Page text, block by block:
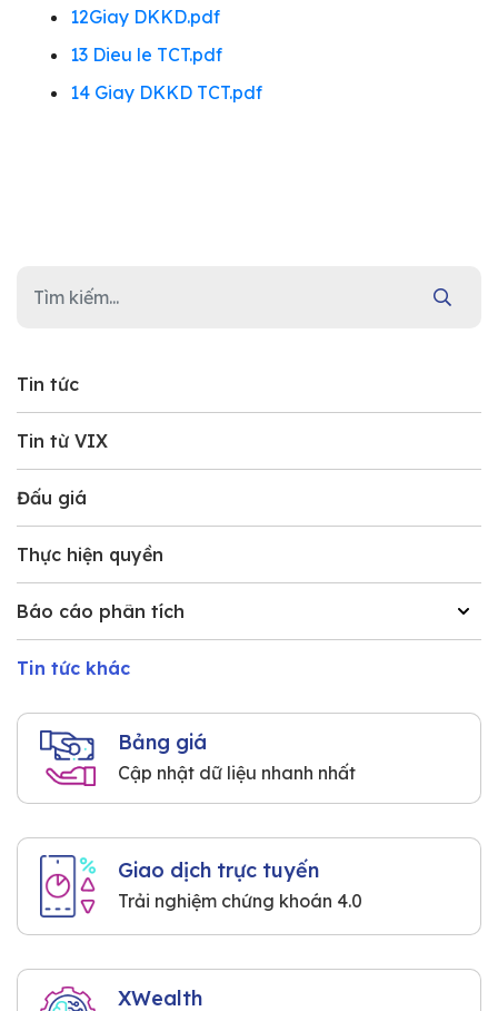
Tin tức
Tin từ VIX
Đấu giá
Thực hiện quyền
Báo cáo phân tích
Tin tức khác
Bảng giá
Cập nhật dữ liệu nhanh nhất
Giao dịch trực tuyến
Trải nghiệm chứng khoán 4.0
XWealth
12Giay DKKD.pdf
13 Dieu le TCT.pdf
14 Giay DKKD TCT.pdf